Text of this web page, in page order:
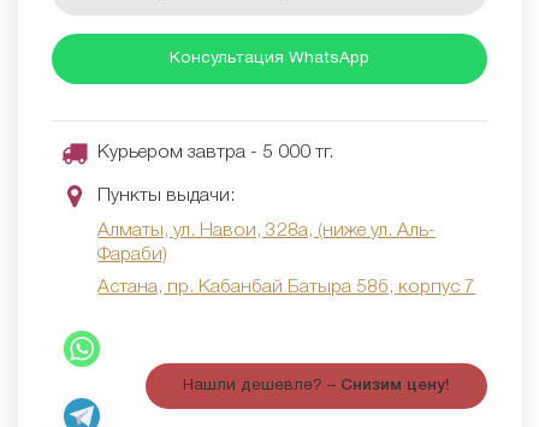
Консультация WhatsApp
Курьером завтра - 5 000 тг.
Пункты выдачи:
Алматы, ул. Навои, 328а, (ниже ул. Аль-
Фараби)
Астана, пр. Кабанбай Батыра 58б, корпус 7
Нашли дешевле? – Снизим цену!